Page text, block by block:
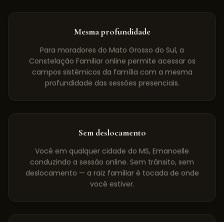
Mesma profundidade
Para moradores do Mato Grosso do Sul, a
Constelação Familiar online permite acessar os
campos sistêmicos da família com a mesma
profundidade das sessões presenciais.
Sem deslocamento
Você em qualquer cidade do MS, Emanoelle
conduzindo a sessão online. Sem trânsito, sem
deslocamento — a raiz familiar é tocada de onde
você estiver.